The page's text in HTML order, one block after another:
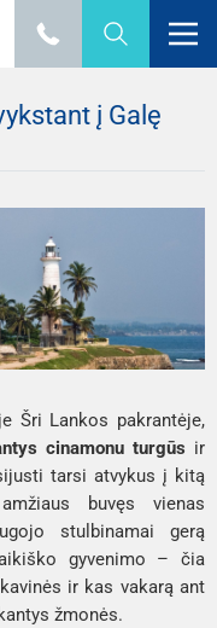
į Galę
Šri Lankos pakrantėje,
cinamonu turgūs ir
tarsi atvykus į kitą
buvęs vienas
stulbinamai gerą
gyvenimo – čia
ir kas vakarą ant
žmonės.